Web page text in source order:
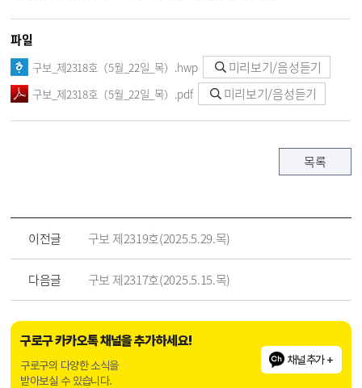
파일
구보_제2318호（5월_22일_목）.hwp 미리보기/음성듣기
구보_제2318호（5월_22일_목）.pdf 미리보기/음성듣기
목록
이전글 구보 제2319호(2025.5.29.목)
다음글 구보 제2317호(2025.5.15.목)
구로구 카카오톡 채널을 추가하세요!
구로구의 다양한 소식을
받아보실 수 있습니다.
채널추가 +